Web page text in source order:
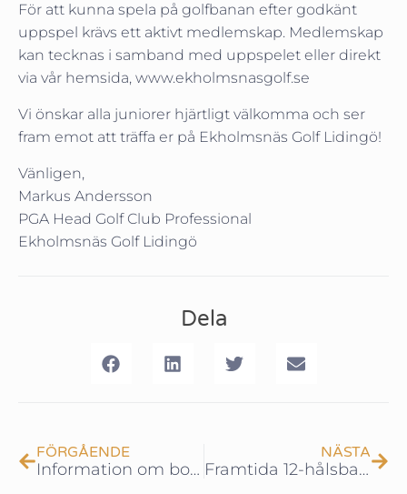
För att kunna spela på golfbanan efter godkänt
uppspel krävs ett aktivt medlemskap. Medlemskap
kan tecknas i samband med uppspelet eller direkt
via vår hemsida, www.ekholmsnasgolf.se
Vi önskar alla juniorer hjärtligt välkomma och ser
fram emot att träffa er på Ekholmsnäs Golf Lidingö!
Vänligen,
Markus Andersson
PGA Head Golf Club Professional
Ekholmsnäs Golf Lidingö
Dela
FÖRGÅENDE
Information om bokning och betalning av greenfee!
NÄSTA
Framtida 12-hålsbana – så här tänker vi